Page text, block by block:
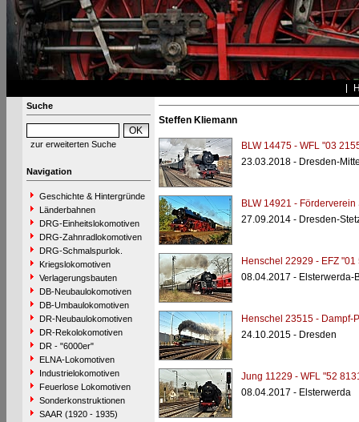
Suche
zur erweiterten Suche
Navigation
Geschichte & Hintergründe
Länderbahnen
DRG-Einheitslokomotiven
DRG-Zahnradlokomotiven
DRG-Schmalspurlok.
Kriegslokomotiven
Verlagerungsbauten
DB-Neubaulokomotiven
DB-Umbaulokomotiven
DR-Neubaulokomotiven
DR-Rekolokomotiven
DR - "6000er"
ELNA-Lokomotiven
Industrielokomotiven
Feuerlose Lokomotiven
Sonderkonstruktionen
SAAR (1920 - 1935)
Steffen Kliemann
BLW 14475 - WFL "03
23.03.2018 - Dresden-
BLW 14921 -
27.09.2014 - Dresden-
Henschel 22929 - EFZ "01
08.04.2017 - Elsterwerda-
Henschel 23515 - Dampf-
24.10.2015 - Dresden
Jung 11229 - WFL "52
08.04.2017 - Elsterwerda